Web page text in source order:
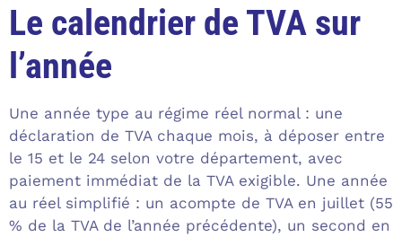
Le calendrier de TVA sur
l’année
Une année type au régime réel normal : une
déclaration de TVA chaque mois, à déposer entre
le 15 et le 24 selon votre département, avec
paiement immédiat de la TVA exigible. Une année
au réel simplifié : un acompte de TVA en juillet (55
% de la TVA de l’année précédente), un second en